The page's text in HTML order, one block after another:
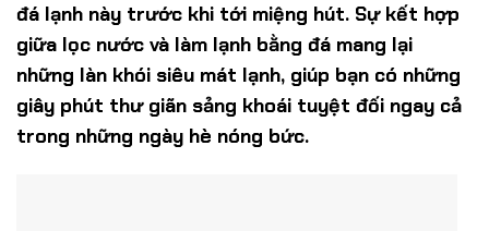
đá lạnh này trước khi tới miệng hút. Sự kết hợp
giữa lọc nước và làm lạnh bằng đá mang lại
những làn khói siêu mát lạnh, giúp bạn có những
giây phút thư giãn sảng khoái tuyệt đối ngay cả
trong những ngày hè nóng bức.